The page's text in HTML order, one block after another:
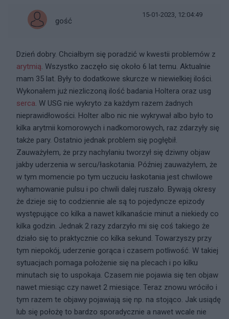
gość
15-01-2023, 12:04:49
Dzień dobry. Chciałbym się poradzić w kwestii problemów z
arytmią. Wszystko zaczęło się około 6 lat temu. Aktualnie
mam 35 lat. Były to dodatkowe skurcze w niewielkiej ilości.
Wykonałem już niezliczoną ilość badania Holtera oraz usg
serca. W USG nie wykryto za każdym razem żadnych
nieprawidłowości. Holter albo nic nie wykrywał albo było to
kilka arytmii komorowych i nadkomorowych, raz zdarzyły się
także pary. Ostatnio jednak problem się pogłębił.
Zauważyłem, że przy nachylaniu tworzył się dziwny objaw
jakby uderzenia w sercu/łaskotania. Później zauważyłem, że
w tym momencie po tym uczuciu łaskotania jest chwilowe
wyhamowanie pulsu i po chwili dalej ruszało. Bywają okresy
że dzieje się to codziennie ale są to pojedyncze epizody
występujące co kilka a nawet kilkanaście minut a niekiedy co
kilka godzin. Jednak 2 razy zdarzyło mi się coś takiego że
działo się to praktycznie co kilka sekund. Towarzyszy przy
tym niepokój, uderzenie gorąca i czasem potliwość. W takiej
sytuacjach pomaga położenie się na plecach i po kilku
minutach się to uspokaja. Czasem nie pojawia się ten objaw
nawet miesiąc czy nawet 2 miesiące. Teraz znowu wróciło i
tym razem te objawy pojawiają się np. na stojąco. Jak usiądę
lub się położę to bardzo sporadycznie a nawet wcale nie